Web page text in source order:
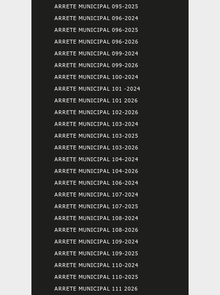
ARRETE MUNICIPAL 095-2025
ARRETE MUNICIPAL 096-2024
ARRETE MUNICIPAL 096-2025
ARRETE MUNICIPAL 096-2026
ARRETE MUNICIPAL 099-2024
ARRETE MUNICIPAL 099-2026
ARRETE MUNICIPAL 100-2024
ARRETE MUNICIPAL 101 -2024
ARRETE MUNICIPAL 101 2026
ARRETE MUNICIPAL 102-2026
ARRETE MUNICIPAL 103-2024
ARRETE MUNICIPAL 103-2025
ARRETE MUNICIPAL 103-2026
ARRETE MUNICIPAL 104-2024
ARRETE MUNICIPAL 104-2026
ARRETE MUNICIPAL 106-2024
ARRETE MUNICIPAL 107-2024
ARRETE MUNICIPAL 107-2025
ARRETE MUNICIPAL 108-2024
ARRETE MUNICIPAL 108-2026
ARRETE MUNICIPAL 109-2024
ARRETE MUNICIPAL 109-2025
ARRETE MUNICIPAL 110-2024
ARRETE MUNICIPAL 110-2025
ARRETE MUNICIPAL 111 2026